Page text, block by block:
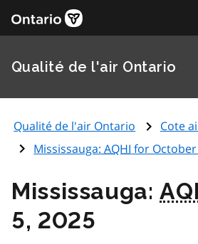
Qualité de l'air Ontario
Qualité de l'air Ontario Cote
Mississauga:AQHI for October
Mississauga:
5, 2025